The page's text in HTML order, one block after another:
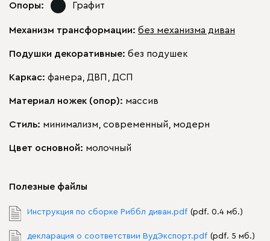
Опоры: Графит
Механизм трансформации: без механизма диван
Подушки декоративные: без подушек
Каркас: фанера, ДВП, ДСП
Материал ножек (опор): массив
Стиль: минимализм, современный, модерн
Цвет основной: молочный
Полезные файлы
Инструкция по сборке Риббл диван.pdf (pdf. 0.4 мб.)
декларация о соответствии ВудЭкспорт.pdf (pdf. 5 мб.)